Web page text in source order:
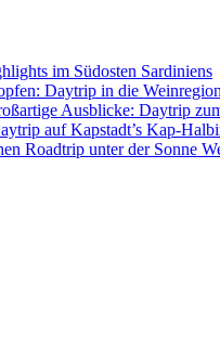
im Südosten Sardiniens
Daytrip in die
Ausblicke: Daytrip
auf Kapstadt’s Kap-
Roadtrip unter der Sonne